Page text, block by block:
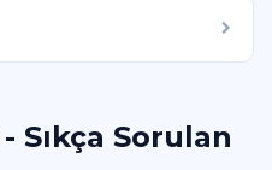
Sıkça Sorulan